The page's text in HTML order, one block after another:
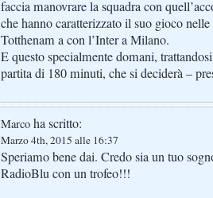
faccia manovrare la squadra con
che hanno caratterizzato il suo gioco
Totthenam a con l’Inter a Milano.
E questo specialmente domani,
partita di 180 minuti, che si deciderà –
Marco ha scritto:
Marzo 4th, 2015 alle 16:37
Speriamo bene dai. Credo sia un tuo
RadioBlu con un trofeo!!!